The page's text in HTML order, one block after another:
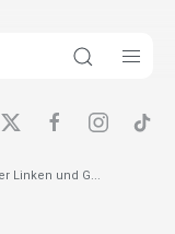
Linken und G...